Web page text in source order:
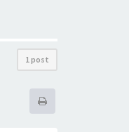
1 post